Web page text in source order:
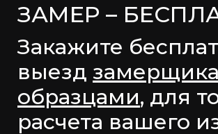
ЗАМЕР –
Закажите
выезд
образцами, для
расчета вашего